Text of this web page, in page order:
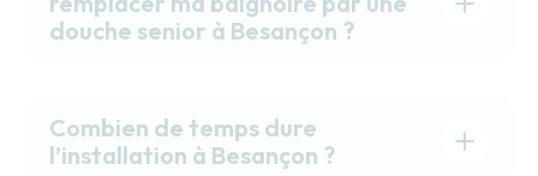
douche senior à Besançon ?
Combien de temps dure
l’installation à Besançon ?